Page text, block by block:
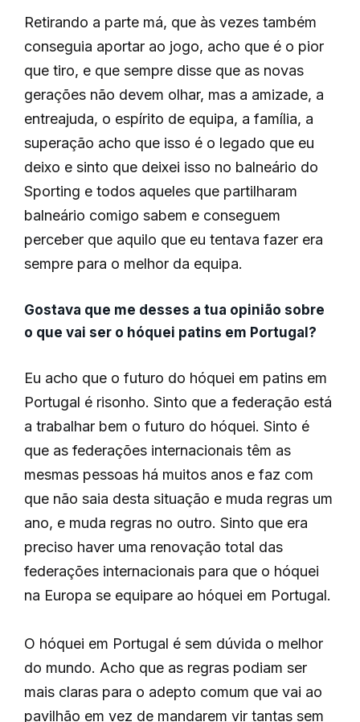
Retirando a parte má, que às vezes também
conseguia aportar ao jogo, acho que é o pior
que tiro, e que sempre disse que as novas
gerações não devem olhar, mas a amizade, a
entreajuda, o espírito de equipa, a família, a
superação acho que isso é o legado que eu
deixo e sinto que deixei isso no balneário do
Sporting e todos aqueles que partilharam
balneário comigo sabem e conseguem
perceber que aquilo que eu tentava fazer era
sempre para o melhor da equipa.
Gostava que me desses a tua opinião sobre
o que vai ser o hóquei patins em Portugal?
Eu acho que o futuro do hóquei em patins em
Portugal é risonho. Sinto que a federação está
a trabalhar bem o futuro do hóquei. Sinto é
que as federações internacionais têm as
mesmas pessoas há muitos anos e faz com
que não saia desta situação e muda regras um
ano, e muda regras no outro. Sinto que era
preciso haver uma renovação total das
federações internacionais para que o hóquei
na Europa se equipare ao hóquei em Portugal.
O hóquei em Portugal é sem dúvida o melhor
do mundo. Acho que as regras podiam ser
mais claras para o adepto comum que vai ao
pavilhão em vez de mandarem vir tantas sem